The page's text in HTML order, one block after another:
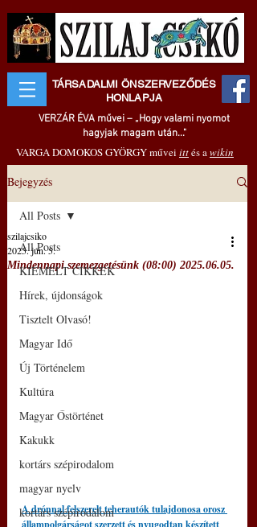
TÁRSADALMI ÖNSZERVEZŐDÉS
HONLAPJA
VERZÁR ÉVA művei – „Hogy valami nyomot
hagyjak magam után..."
VARGA DOMOKOS GYÖRGY művei ittés awikin
Bejegyzés
All Posts
KIEMELT CIKKEK
Hírek, újdonságok
Tisztelt Olvasó!
Magyar Idő
Új Történelem
Kultúra
Magyar Őstörténet
Kakukk
kortárs szépirodalom
magyar nyelv
kortárs szépirodalom
All Posts
Mindennapi szemezgetésünk (08:00) 2025.06.05.
szilajcsiko
2025. jún. 5.
A drónnal felszerelt teherautók tulajdonosa orosz
állampolgárságot szerzett és nyugodtan készített